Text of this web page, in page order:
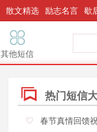
散文精选 励志名言 歇
其他短信
热门短信
春节真情回馈